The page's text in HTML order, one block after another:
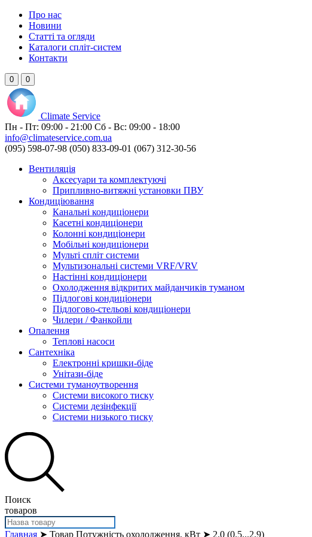
Про нас
Новини
Статті та огляди
Каталоги спліт-систем
Контакти
0 0
Climate Service
Пн - Пт: 09:00 - 21:00 Сб - Вс: 09:00 - 18:00
info@climateservice.com.ua
(095) 598-07-98 (050) 833-09-01 (067) 312-30-56
Вентиляція
Аксесуари та комплектуючі
Припливно-витяжні установки ПВУ
Кондиціювання
Канальні кондиціонери
Касетні кондиціонери
Колонні кондиціонери
Мобільні кондиціонери
Мульті спліт системи
Мультизональні системи VRF/VRV
Настінні кондиціонери
Охолодження відкритих майданчиків туманом
Підлогові кондиціонери
Підлогово-стельові кондиціонери
Чилери / Фанкойли
Опалення
Теплові насоси
Сантехніка
Електронні кришки-біде
Унітази-біде
Системи туманоутворення
Системи високого тиску
Системи дезінфекції
Системи низького тиску
Поиск
товаров
Главная ➤ Товар Потужність охолодження, кВт ➤ 2.0 (0.5...2.9)